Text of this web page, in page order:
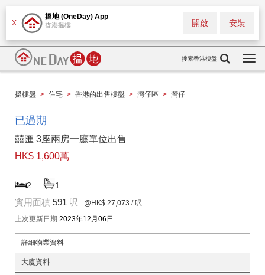
X
搵地 (OneDay) App
香港搵樓 安裝
開啟
搜索香港樓盤
搵樓盤 > 住宅 > 香港的出售樓盤 > 灣仔區 > 灣仔
已過期
囍匯 3座兩房一廳單位出售
HK$ 1,600萬
2 1
實用面積 591 呎 @HK$ 27,073 / 呎
上次更新日期 2023年12月06日
詳細物業資料
大廈資料